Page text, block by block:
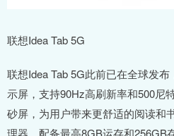
联想Idea Tab 5G
联想Idea Tab 5G此前已在全球发
示屏，支持90Hz高刷新率和500尼
砂屏，为用户带来更舒适的阅读和
理器，配备最高8GB运存和256GB